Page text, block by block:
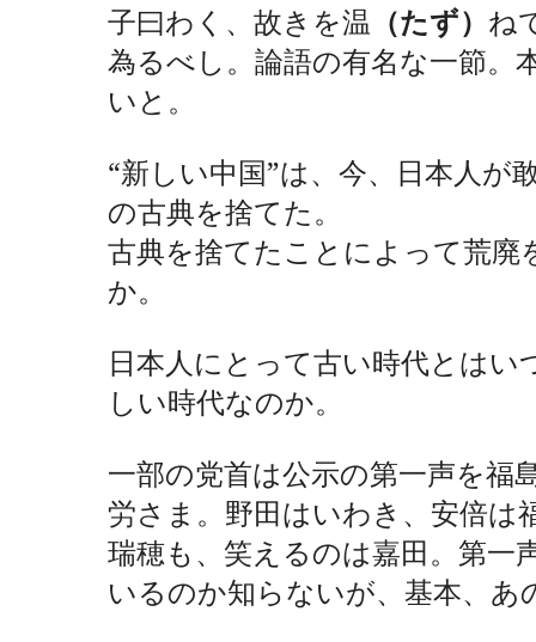
子曰わく、故きを温 （たず） ね
為るべし。論語の有名な一節。
いと。
“新しい中国”は、今、日本人が
の古典を捨てた。
古典を捨てたことによって荒
か。
日本人にとって古い時代とは
しい時代なのか。
一部の党首は公示の第一声を福
労さま。野田はいわき、安倍は
瑞穂も、笑えるのは嘉田。第一
いるのか知らないが、基本、